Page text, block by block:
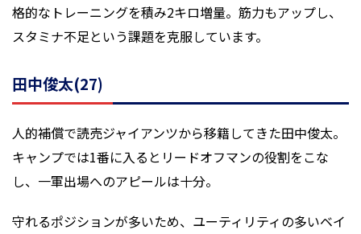
格的なトレーニングを積み2キロ増量。筋力もアップし、
スタミナ不足という課題を克服しています。
田中俊太(27)
人的補償で読売ジャイアンツから移籍してきた田中俊太。
キャンプでは1番に入るとリードオフマンの役割をこな
し、一軍出場へのアピールは十分。
守れるポジションが多いため、ユーティリティの多いベイ